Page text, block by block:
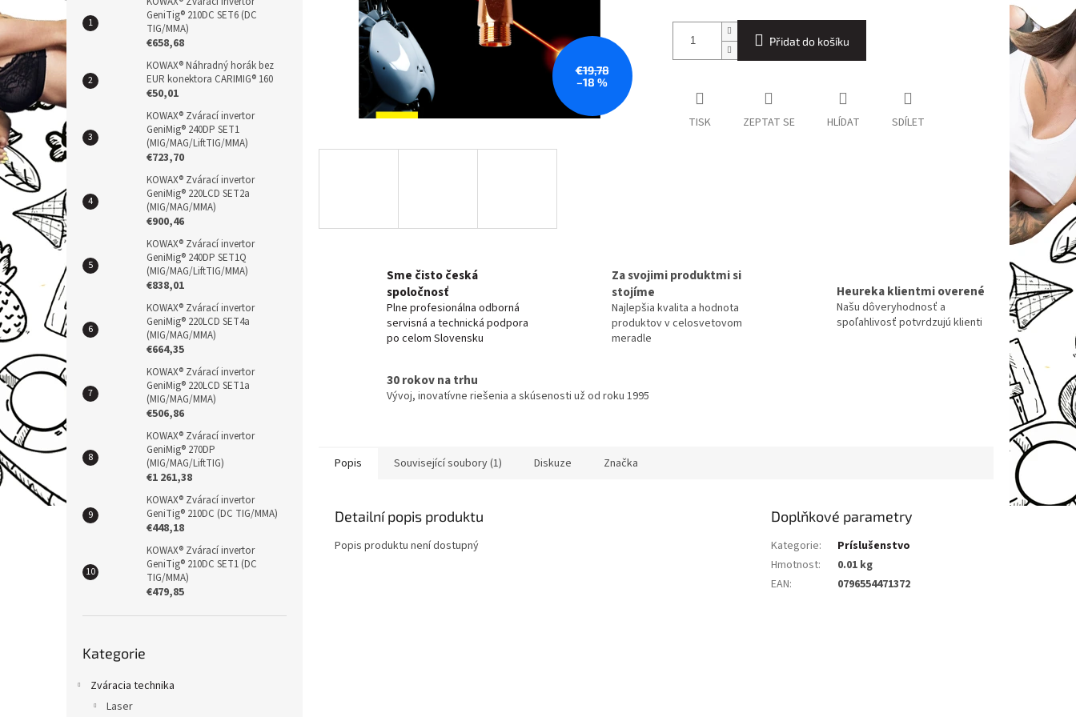
n
e
l
GeniTig® 210DC SET6 (DC
TIG/MMA)
€658,68
KOWAX® Náhradný horák bez
EUR konektora CARIMIG® 160
€50,01
KOWAX® Zvárací invertor
GeniMig® 240DP SET1
(MIG/MAG/LiftTIG/MMA)
€723,70
KOWAX® Zvárací invertor
GeniMig® 220LCD SET2a
(MIG/MAG/MMA)
€900,46
KOWAX® Zvárací invertor
GeniMig® 240DP SET1Q
(MIG/MAG/LiftTIG/MMA)
€838,01
KOWAX® Zvárací invertor
GeniMig® 220LCD SET4a
(MIG/MAG/MMA)
€664,35
KOWAX® Zvárací invertor
GeniMig® 220LCD SET1a
(MIG/MAG/MMA)
€506,86
KOWAX® Zvárací invertor
GeniMig® 270DP
(MIG/MAG/LiftTIG)
€1 261,38
KOWAX® Zvárací invertor
GeniTig® 210DC (DC TIG/MMA)
€448,18
KOWAX® Zvárací invertor
GeniTig® 210DC SET1 (DC
TIG/MMA)
€479,85
kategorie
Kategorie
Zváracia technika
Laser
€19,78
–18 %
Přidat do košíku
TISK ZEPTAT SE HLÍDAT SDÍLET
Sme čisto česká
spoločnosť
Plne profesionálna odborná
servisná a technická podpora
po celom Slovensku
Za svojimi produktmi si
stojíme
Najlepšia kvalita a hodnota
produktov v celosvetovom
meradle
Heureka klientmi overené
Našu dôveryhodnosť a
spoľahlivosť potvrdzujú klienti
30 rokov na trhu
Vývoj, inovatívne riešenia a skúsenosti už od roku 1995
Popis Související soubory (1) Diskuze Značka
Detailní popis produktu
Popis produktu není dostupný
Doplňkové parametry
Kategorie:
Príslušenstvo
Hmotnost:
0.01 kg
EAN: 0796554471372